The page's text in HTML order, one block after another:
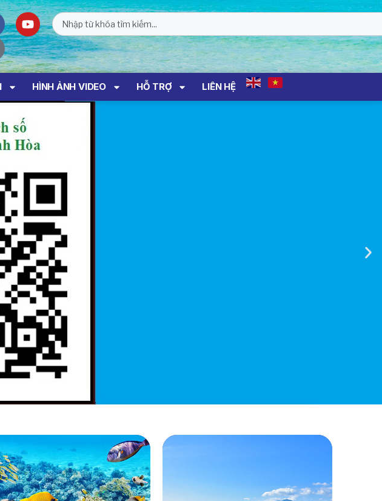
HÌNH ẢNH VIDEO HỖ TRỢ LIÊN HỆ
Lựa Chọn Đơn Vị Tổ Chức Đấu Giá Tài
THÔNG BÁO Số 706/TB-VNT: Kết Quả
Lựa Chọn Đơn Vị Tổ Chức Đấu Giá Tài
Sản Đối Với Ca Nô 200CV VNT 02 Biển
Số KH-0387
Các Yếu Tố Để Ước Tính Tổng Doanh
Thu Phát Triển, Ước Tính Tổng Chi Phí
Thặng Dư Và Các Yếu Tố Ảnh Hưởng
Đến Giá Đất Khi Xác Định Giá Đất Cụ